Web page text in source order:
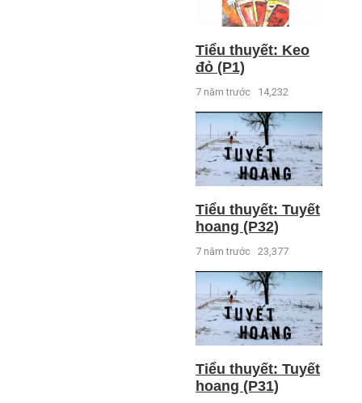
Tiểu thuyết: Keo
đỏ (P1)
7 năm trước 14,232
Tiểu thuyết: Tuyết
hoang (P32)
7 năm trước 23,377
Tiểu thuyết: Tuyết
hoang (P31)